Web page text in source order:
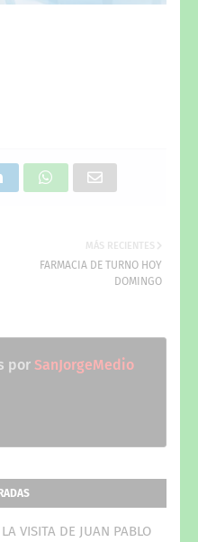
MÁS RECIENTES
FARMACIA DE TURNO HOY
DOMINGO
por SanJorgeMedio
VISITA DE JUAN PABLO